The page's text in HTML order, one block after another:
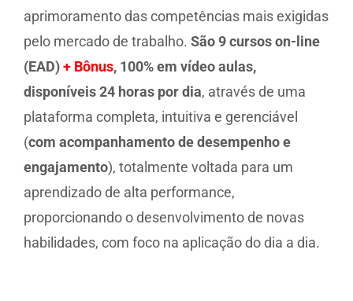
aprimoramento das competências mais exigidas
pelo mercado de trabalho. São 9 cursos on-line
(EAD)+ Bônus, 100% em vídeo aulas,
disponíveis 24 horas por dia, através de uma
plataforma completa, intuitiva e gerenciável
(com acompanhamento de desempenho e
engajamento), totalmente voltada para um
aprendizado de alta performance,
proporcionando o desenvolvimento de novas
habilidades, com foco na aplicação do dia a dia.